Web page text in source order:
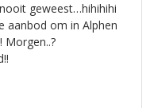
geweest…hihihihi
aanbod om in Alphen
Morgen..?